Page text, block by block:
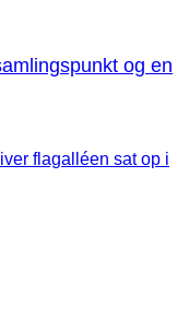
og en
flagalléen sat op i